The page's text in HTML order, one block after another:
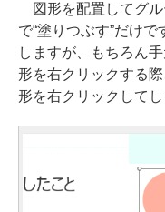
図形を配置してグル
で“塗りつぶす”だけ
しますが、もちろん
形を右クリックする
形を右クリックして